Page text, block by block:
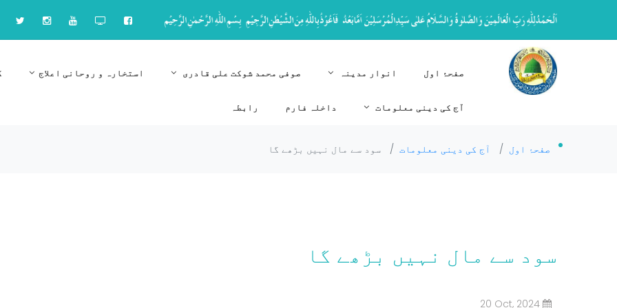
صفحۂ اول انوار مدینہ صوفی محمد شوکت علی قادری استخارہ و روحانی اعلاج
آج کی دینی معلومات داخلہ فارم رابطہ
صفحۂ اول / آج کی دینی معلومات / سود سے مال نہیں بڑھے گا
سود سے مال نہیں بڑھے گا
20 Oct, 2024